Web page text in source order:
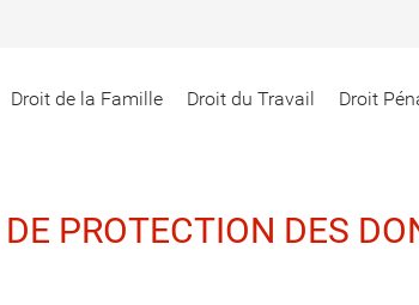
Droit de la Famille Droit du Travail Droit
PROTECTION DES